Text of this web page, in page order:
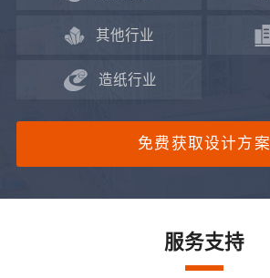
其他行业
造纸行业
免费获取设计方案
服务支持